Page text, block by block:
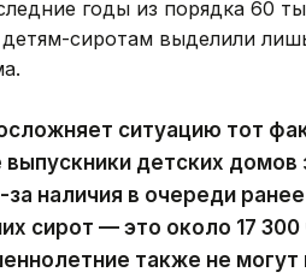
годы из порядка 60
сиротам выделили
ситуацию тот
детских домов
наличия в очереди
сирот — это около 17
также не могут